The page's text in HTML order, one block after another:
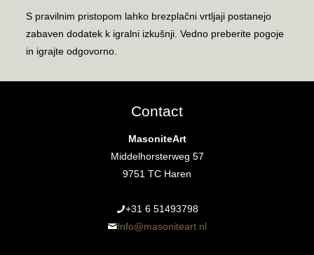
S pravilnim pristopom lahko brezplačni vrtljaji postanejo
zabaven dodatek k igralni izkušnji. Vedno preberite pogoje
in igrajte odgovorno.
Contact
MasoniteArt
Middelhorsterweg 57
9751 TC Haren
+31 6 51493798‬
Info@masoniteart.nl